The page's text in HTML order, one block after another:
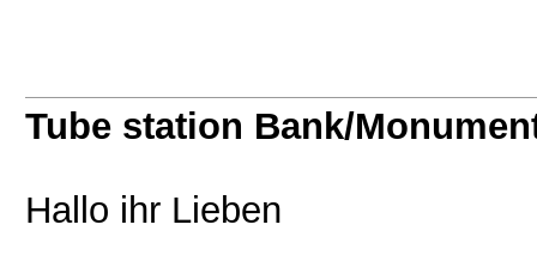
Tube station Bank/
Hallo ihr Lieben